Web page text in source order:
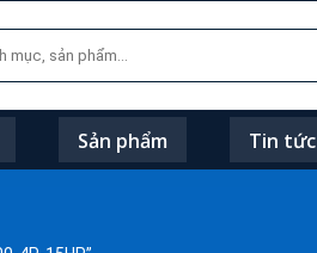
Sản phẩm Tin tức